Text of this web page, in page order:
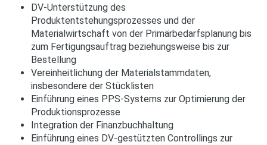
DV-Unterstützung des
Produktentstehungsprozesses und der
Materialwirtschaft von der Primärbedarfsplanung bis
zum Fertigungsauftrag beziehungsweise bis zur
Bestellung
Vereinheitlichung der Materialstammdaten,
insbesondere der Stücklisten
Einführung eines PPS-Systems zur Optimierung der
Produktionsprozesse
Integration der Finanzbuchhaltung
Einführung eines DV-gestützten Controllings zur